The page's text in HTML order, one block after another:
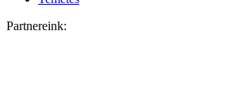
Partnereink: